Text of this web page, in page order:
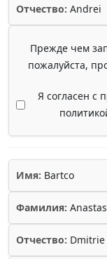
Отчество: Andrei
Прежде чем
пожалуйста,
Я согласен с
Имя: Bartco
Фамилия:
Отчество: Dmitrie